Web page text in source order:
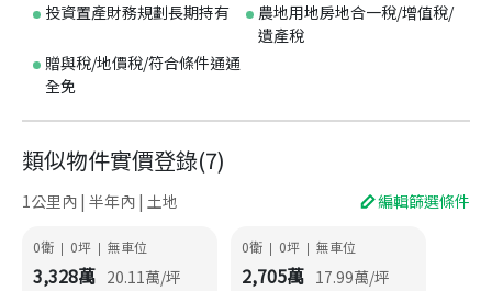
投資置產財務規劃長期持有
農地用地房地合一稅/增值稅/
遺產稅
贈與稅/地價稅/符合條件通通
全免
類似物件實價登錄(7)
1公里內 | 半年內 | 土地 編輯篩選條件
0衛 | 0坪 | 無車位
3,328萬 20.11萬/坪
0衛 | 0坪 | 無車位
2,705萬 17.99萬/坪